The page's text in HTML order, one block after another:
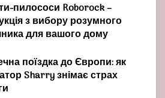
пилососи Roborock –
з вибору розумного
для вашого дому
поїздка до Європи: як
Sharry знімає страх